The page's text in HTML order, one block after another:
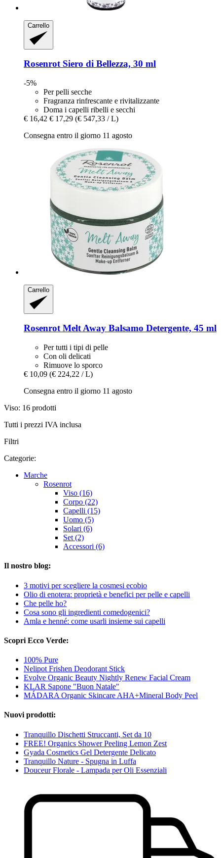
Carrello
RosenrotSiero di Bellezza, 30 ml
-5%
Per pelli secche
Fragranza rinfrescante e rivitalizzante
Doma i capelli ribelli e secchi
€ 16,42 € 17,29 (€ 547,33 / L)
Consegna entro il giorno 11 agosto
Carrello
RosenrotMelt Away Balsamo Detergente, 45 ml
Per tutti i tipi di pelle
Con oli delicati
Rimuove lo sporco
€ 10,09 (€ 224,22 / L)
Consegna entro il giorno 11 agosto
Viso: 16 prodotti
Tutti i prezzi IVA inclusa
Filtri
Categorie:
Marche
Rosenrot
Viso (16)
Corpo (22)
Capelli (15)
Uomo (5)
Solari (6)
Set (2)
Accessori (6)
Il nostro blog:
3 motivi per scegliere la cosmesi ecobio
Olio di enotera: proprietà e benefici per pelle e capelli
Che pelle ho?
Cosa sono gli ingredienti comedogenici?
Amla e henné: come usarli insieme sui capelli
Scopri Ecco Verde:
100% Pure
Nelipot Frishen Deodorant Stick
Evolve Organic Beauty Nightly Renew Facial Cream
KLAR Sapone "Buon Natale"
MÁDARA Organic Skincare AHA+Mineral Body Peel
Nuovi prodotti:
Tranquillo Dischetti Struccanti, Set da 10
FREE! Organics Shower Peeling Lemon Zest
Gyada Cosmetics Gel Detergente Delicato
Tranquillo Nature - Spugna in Luffa
Douceur Florale - Lampada per Oli Essenziali